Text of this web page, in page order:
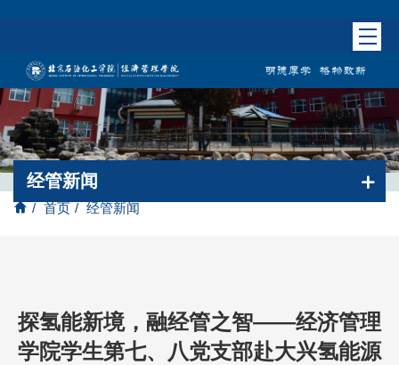
/ 首页 / 经管新闻
经管新闻
探氢能新境，融经管之智——经济管理
学院学生第七、八党支部赴大兴氢能源